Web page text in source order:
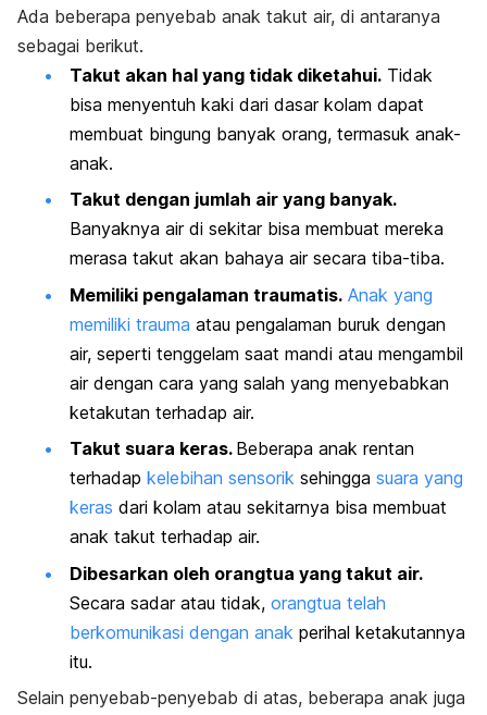
Ada beberapa penyebab anak takut air, di antaranya
sebagai berikut.
Takut akan hal yang tidak diketahui. Tidak
bisa menyentuh kaki dari dasar kolam dapat
membuat bingung banyak orang, termasuk anak-
anak.
Takut dengan jumlah air yang banyak.
Banyaknya air di sekitar bisa membuat mereka
merasa takut akan bahaya air secara tiba-tiba.
Memiliki pengalaman traumatis. Anak yang
memiliki trauma atau pengalaman buruk dengan
air, seperti tenggelam saat mandi atau mengambil
air dengan cara yang salah yang menyebabkan
ketakutan terhadap air.
Takut suara keras. Beberapa anak rentan
terhadap kelebihan sensorik sehingga suara yang
keras dari kolam atau sekitarnya bisa membuat
anak takut terhadap air.
Dibesarkan oleh orangtua yang takut air.
Secara sadar atau tidak, orangtua telah
berkomunikasi dengan anak perihal ketakutannya
itu.
Selain penyebab-penyebab di atas, beberapa anak juga